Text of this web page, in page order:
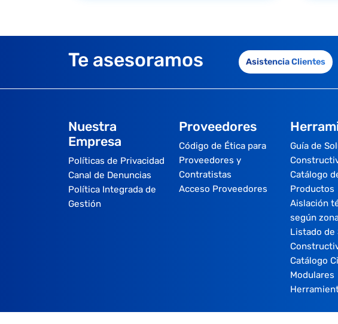
Te asesoramos Asistencia Clientes
Nuestra
Empresa
Políticas de Privacidad
Canal de Denuncias
Política Integrada de
Gestión
Proveedores
Código de Ética para
Proveedores y
Contratistas
Acceso Proveedores
Guía de
Catálogo
Productos
Aislación
según
Listado de
Catálogo
Modulares